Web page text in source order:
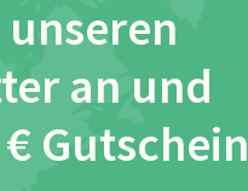
an und
Gutschein